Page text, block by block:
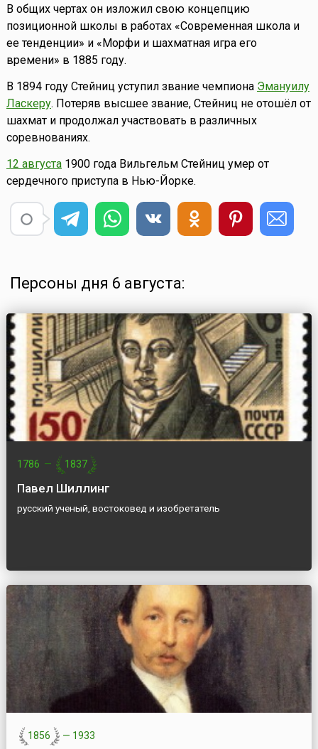
В общих чертах он изложил свою концепцию
позиционной школы в работах «Современная школа и
ее тенденции» и «Морфи и шахматная игра его
времени» в 1885 году.
В 1894 году Стейниц уступил звание чемпиона Эмануилу
Ласкеру. Потеряв высшее звание, Стейниц не отошёл от
шахмат и продолжал участвовать в различных
соревнованиях.
12 августа1900 года Вильгельм Стейниц умер от
сердечного приступа в Нью-Йорке.
Персоны дня 6 августа:
1786 — 1837
Павел Шиллинг
русский ученый, востоковед и изобретатель
1856 — 1933